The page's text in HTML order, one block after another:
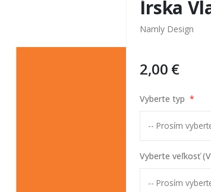
Írska
Namly Design
2,00 €
Vyberte typ
Vyberte veľkosť